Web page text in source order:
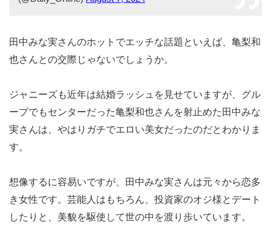
田中みな実さんのホットでエッチな話題といえば、亀梨和
也さんとの交際じゃないでしょうか。
ジャニーズも近年は結婚ラッシュを見せていますが、グル
ープでもセンターだった亀梨和也さんを射止めた田中みな
実さんは、やはりガチでエロい美女だったのだとわかりま
す。
想像するに容易いですが、田中みな実さんは元々から恋多
き女性です。芸能人はもちろん、投資家のオジ様とデート
したりと、美貌を駆使して世の中を渡り歩いています。